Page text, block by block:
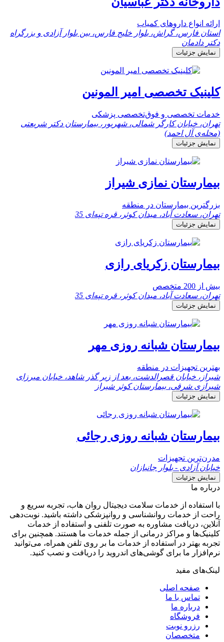
ارائه انواع داروهای کمیاب
استان فارس، گراش، بلوار خلیج فارس، بین بلوار آزادی و بزرگراه
دکتر دادمان
نمایش جزئیات
کلینیک تخصصی امیر المونین
خدمات تخصصی و فوق‌تخصصی پزشکی
تهران، خیابان کارگر شمالی، شهریور، بیمارستان دکتر شریعتی
(محله‌ی آل احمد)
نمایش جزئیات
بیمارستان نمازی شیراز
بزرگترین بیمارستان در منطقه
تهران، سعادت آباد، میدان کوثر، قره تپه‌ای 35
نمایش جزئیات
بیمارستان زکریای رازی
بیش از 200 متخصص
تهران، سعادت آباد، میدان کوثر، قره تپه‌ای 35
نمایش جزئیات
بیمارستان شبانه روزی مهر
بهترین تجهیزات در منطقه
شیراز، خیابان قصرالدشت، بعد از زیر گذر شاهد، خیابان میرزای
شیرازی شرقی، بیمارستان کوثر شیراز
نمایش جزئیات
بیمارستان شبانه روزی رجائی
مدرن‌ترین تجهیزات
خیابان آزادی - بلوار جانبازان
نمایش جزئیات
درباره ما
با استفاده از خدمات سلامت دیجیتال روان هاب، تجربه سریع و
راحت از خدمات روانشناسی و روانپزشکی داشته باشید. نوبت‌دهی
آنلاین، دریافت مشاوره به صورت تلفنی و استفاده از خدمات
کلینیک‌ها و مراکز درمانی از جمله خدمات ما هستند. همچنین برای
تجربه بهتر در استفاده از خدمات ما بر روی تلفن همراه، می‌توانید
نرم‌افزار ما برای گوشی‌های اندروید را دریافت و نصب کنید.
لینک‌های مفید
صفحه اصلی
تماس با ما
درباره ما
فروشگاه
رزرو نوبت
متخصصان